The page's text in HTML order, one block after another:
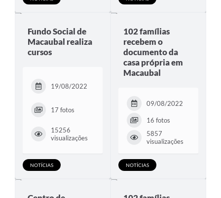
Editais
Serviços Online
A Prefeitura
Fundo Social de
Macaubal realiza
cursos
19/08/2022
17 fotos
15256
visualizações
NOTÍCIAS
102 famílias
recebem o
documento da
casa própria em
Macaubal
09/08/2022
16 fotos
5857
visualizações
NOTÍCIAS